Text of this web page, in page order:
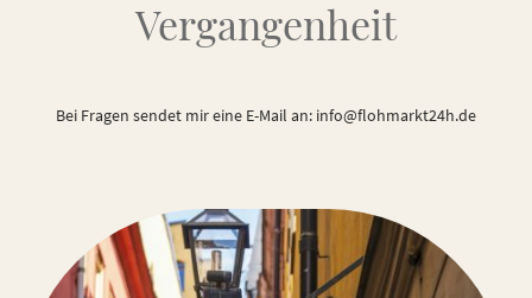
Vergangenheit
Bei Fragen sendet mir eine E-Mail an: info@flohmarkt24h.de